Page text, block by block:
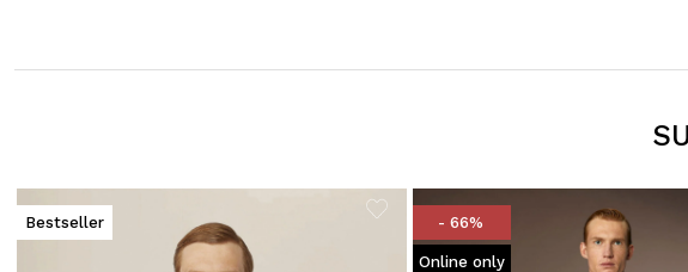
Bestseller - 66%
Online only